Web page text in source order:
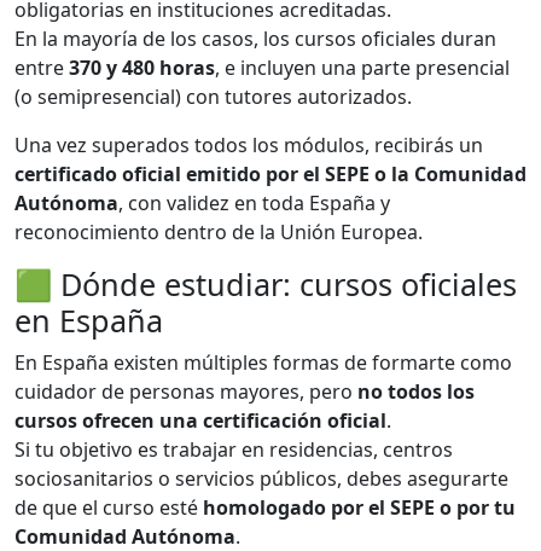
obligatorias en instituciones acreditadas.
En la mayoría de los casos, los cursos oficiales duran
entre370 y 480 horas, e incluyen una parte presencial
(o semipresencial) con tutores autorizados.
Una vez superados todos los módulos, recibirás un
certificado oficial emitido por el SEPE o la Comunidad
Autónoma, con validez en toda España y
reconocimiento dentro de la Unión Europea.
🟩 Dónde estudiar: cursos oficiales
en España
En España existen múltiples formas de formarte como
cuidador de personas mayores, pero no todos los
cursos ofrecen una certificación oficial.
Si tu objetivo es trabajar en residencias, centros
sociosanitarios o servicios públicos, debes asegurarte
de que el curso esté homologado por el SEPE o por tu
Comunidad Autónoma.